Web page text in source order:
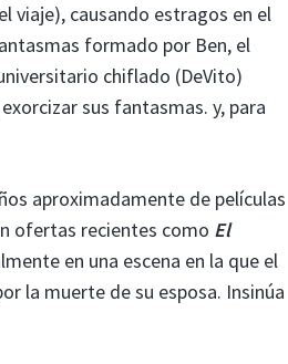
viaje), causando estragos en el
formado por Ben, el
chiflado (DeVito)
sus fantasmas. y, para
aproximadamente de películas
ofertas recientes como El
en una escena en la que el
la muerte de su esposa. Insinúa